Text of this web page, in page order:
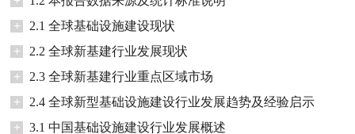
+
2.1 全球基础设施建设现状
+
2.2 全球新基建行业发展现状
+
2.3 全球新基建行业重点区域市场
+
2.4 全球新型基础设施建设行业发展趋势及经验启示
+
3.1 中国基础设施建设行业发展概述